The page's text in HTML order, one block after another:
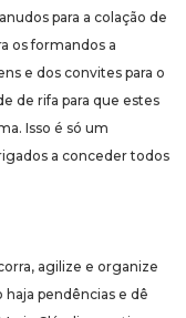
para a colação de
os formandos a
e dos convites para o
de rifa para que estes
Isso é só um
a conceder todos
agilize e organize
pendências e dê